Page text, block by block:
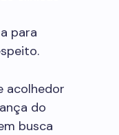
para
acolhedor
do
busca